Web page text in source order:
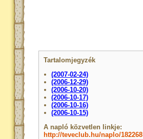
Tartalomjegyzék
(2007-02-24)
(2006-12-29)
(2006-10-20)
(2006-10-17)
(2006-10-16)
(2006-10-15)
A napló közvetlen linkje:
http://teveclub.hu/naplo/182268